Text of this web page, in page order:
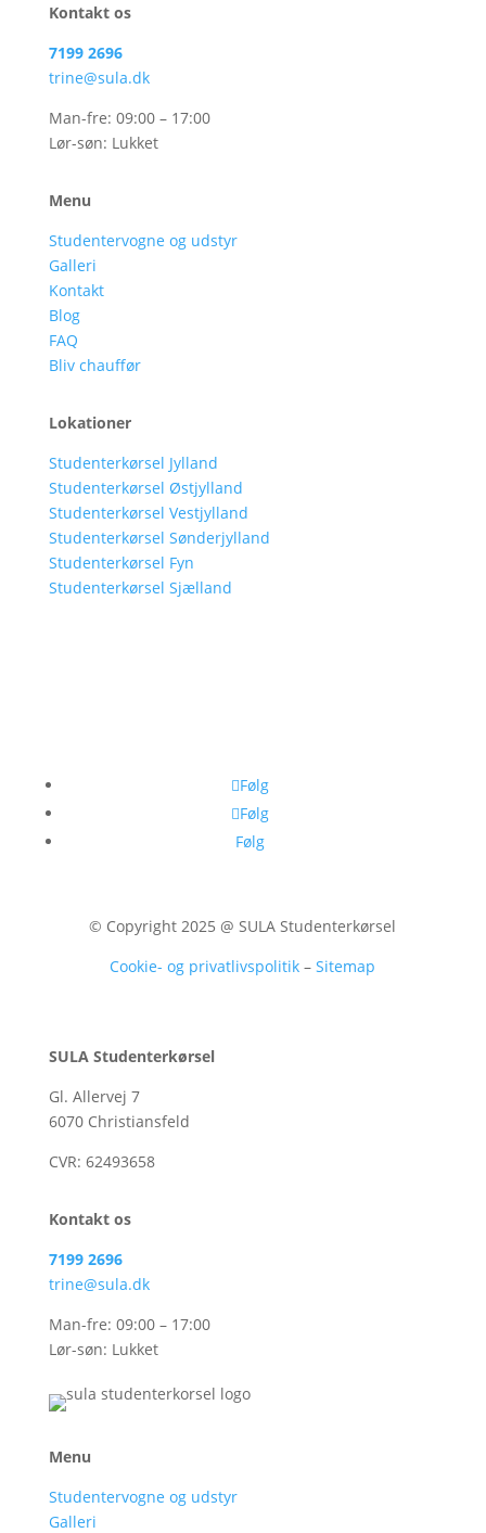
Kontakt os
7199 2696
trine@sula.dk
Man-fre: 09:00 – 17:00
Lør-søn: Lukket
Menu
Studentervogne og udstyr
Galleri
Kontakt
Blog
FAQ
Bliv chauffør
Lokationer
Studenterkørsel Jylland
Studenterkørsel Østjylland
Studenterkørsel Vestjylland
Studenterkørsel Sønderjylland
Studenterkørsel Fyn
Studenterkørsel Sjælland
Følg
Følg
Følg
© Copyright 2025 @ SULA Studenterkørsel
Cookie- og privatlivspolitik –Sitemap
SULA Studenterkørsel
Gl. Allervej 7
6070 Christiansfeld
CVR: 62493658
Kontakt os
7199 2696
trine@sula.dk
Man-fre: 09:00 – 17:00
Lør-søn: Lukket
Menu
Studentervogne og udstyr
Galleri